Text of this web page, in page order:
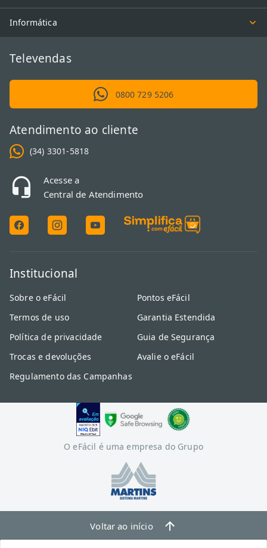
Informática
Televendas
0800 729 5206
Atendimento ao cliente
(34) 3301-5818
Acesse a
Central de Atendimento
Institucional
Sobre o eFácil
Termos de uso
Política de privacidade
Trocas e devoluções
Regulamento das Campanhas
Pontos eFácil
Garantia Estendida
Guia de Segurança
Avalie o eFácil
O eFácil é uma empresa do Grupo
Voltar ao início